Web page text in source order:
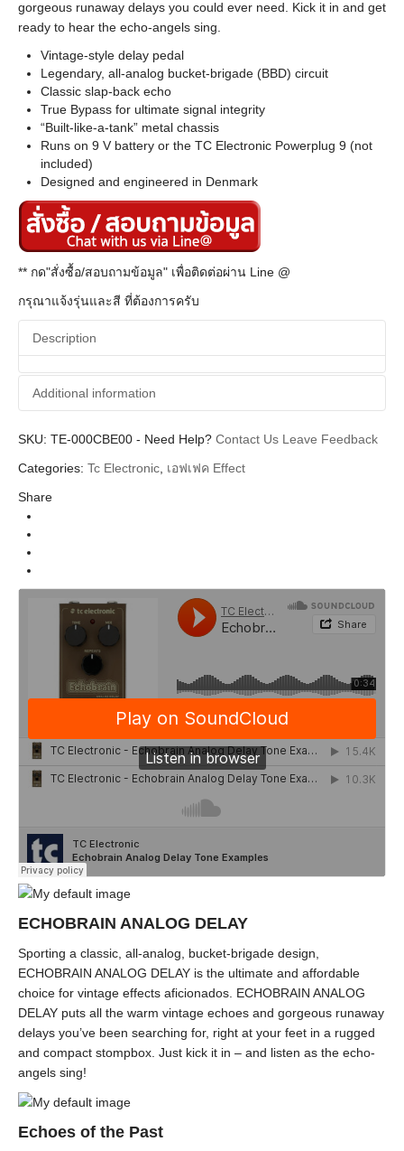
gorgeous runaway delays you could ever need. Kick it in and get
ready to hear the echo-angels sing.
Vintage-style delay pedal
Legendary, all-analog bucket-brigade (BBD) circuit
Classic slap-back echo
True Bypass for ultimate signal integrity
“Built-like-a-tank” metal chassis
Runs on 9 V battery or the TC Electronic Powerplug 9 (not
included)
Designed and engineered in Denmark
** กด"สั่งซื้อ/สอบถามข้อมูล" เพื่อติดต่อผ่าน Line @
กรุณาแจ้งรุ่นและสี ที่ต้องการครับ
Description
Additional information
Additional information
Brands Tc Eletronic
SKU: TE-000CBE00 - Need Help? Contact Us Leave Feedback
Categories: Tc Electronic เอฟเฟค Effect
Share
ECHOBRAIN ANALOG DELAY
Sporting a classic, all-analog, bucket-brigade design,
ECHOBRAIN ANALOG DELAY is the ultimate and affordable
choice for vintage effects aficionados. ECHOBRAIN ANALOG
DELAY puts all the warm vintage echoes and gorgeous runaway
delays you’ve been searching for, right at your feet in a rugged
and compact stompbox. Just kick it in – and listen as the echo-
angels sing!
Echoes of the Past